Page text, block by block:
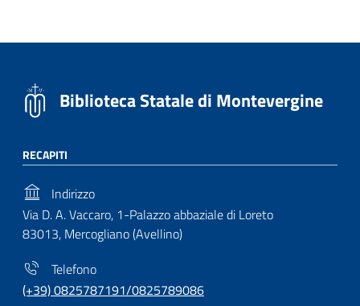
Biblioteca Statale di Montevergine
RECAPITI
Indirizzo
Via D. A. Vaccaro, 1-Palazzo abbaziale di Loreto
83013, Mercogliano (Avellino)
Telefono
(+39) 0825787191/0825789086